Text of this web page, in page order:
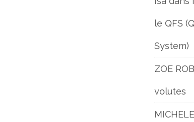
le QFS
System)
ZOE
volutes